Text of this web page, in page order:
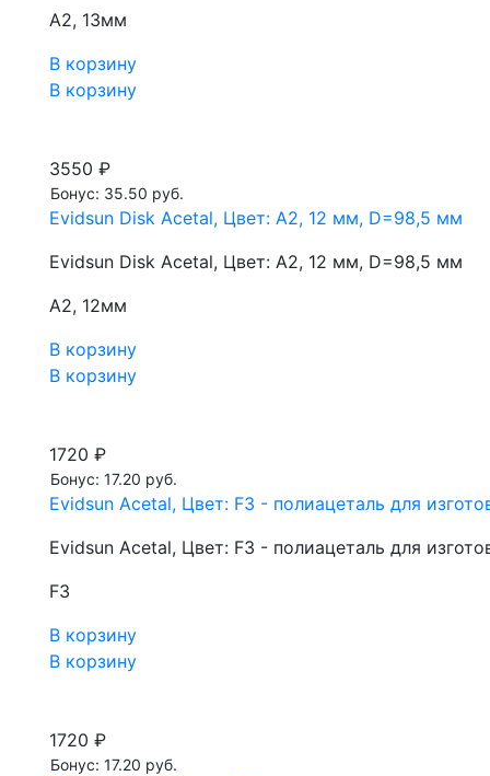
A2, 13мм
В корзину
В корзину
3550 ₽
Бонус: 35.50 руб.
Evidsun Disk Acetal, Цвет: A2, 12 мм, D=98,5 мм
Evidsun Disk Acetal, Цвет: A2, 12 мм, D=98,5 мм
A2, 12мм
В корзину
В корзину
1720 ₽
Бонус: 17.20 руб.
Evidsun Acetal, Цвет: F3 - полиацеталь для
Evidsun Acetal, Цвет: F3 - полиацеталь для
F3
В корзину
В корзину
1720 ₽
Бонус: 17.20 руб.